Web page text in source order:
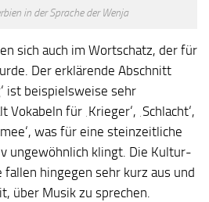
in der Sprache der Wenja
sich auch im Wortschatz, der für
Der erklärende Abschnitt
ist beispielsweise sehr
für ‚Krieger‘, ‚Schlacht‘,
was für eine steinzeitliche
ungewöhnlich klingt. Die Kultur-
hingegen sehr kurz aus und
über Musik zu sprechen.